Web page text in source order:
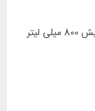
ظرف غذا اشبیت مدل ESBIT FJ800TL-PB گنجایش 800 میلی لیتر